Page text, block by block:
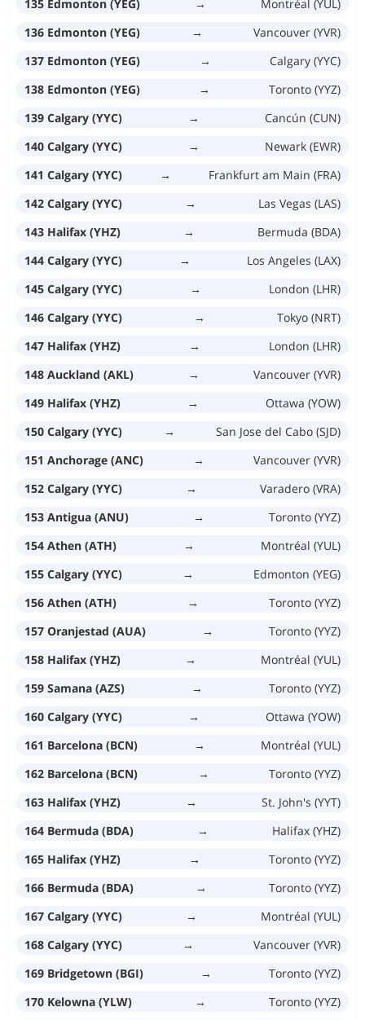
135 Edmonton (YEG) →
Montréal (YUL)
136 Edmonton (YEG)
→
Vancouver (YVR)
137 Edmonton (YEG)
→
Calgary (YYC)
138 Edmonton (YEG)
→
Toronto (YYZ)
139 Calgary (YYC)
→
Cancún (CUN)
140 Calgary (YYC)
→
Newark (EWR)
141 Calgary (YYC)
→
Frankfurt am Main (FRA)
142 Calgary (YYC)
→
Las Vegas (LAS)
143 Halifax (YHZ)
→
Bermuda (BDA)
144 Calgary (YYC)
→
Los Angeles (LAX)
145 Calgary (YYC)
→
London (LHR)
146 Calgary (YYC)
→
Tokyo (NRT)
147 Halifax (YHZ)
→
London (LHR)
148 Auckland (AKL)
→
Vancouver (YVR)
149 Halifax (YHZ)
→
Ottawa (YOW)
150 Calgary (YYC)
→
San Jose del Cabo (SJD)
151 Anchorage (ANC)
→
Vancouver (YVR)
152 Calgary (YYC)
→
Varadero (VRA)
153 Antigua (ANU)
→
Toronto (YYZ)
154 Athen (ATH)
→
Montréal (YUL)
155 Calgary (YYC)
→
Edmonton (YEG)
156 Athen (ATH)
→
Toronto (YYZ)
157 Oranjestad (AUA)
→
Toronto (YYZ)
158 Halifax (YHZ)
→
Montréal (YUL)
159 Samana (AZS)
→
Toronto (YYZ)
160 Calgary (YYC)
→
Ottawa (YOW)
161 Barcelona (BCN)
→
Montréal (YUL)
162 Barcelona (BCN)
→
Toronto (YYZ)
163 Halifax (YHZ)
→
St. John's (YYT)
164 Bermuda (BDA)
→
Halifax (YHZ)
165 Halifax (YHZ)
→
Toronto (YYZ)
166 Bermuda (BDA)
→
Toronto (YYZ)
167 Calgary (YYC)
→
Montréal (YUL)
168 Calgary (YYC)
→
Vancouver (YVR)
169 Bridgetown (BGI)
→
Toronto (YYZ)
170 Kelowna (YLW)
→
Toronto (YYZ)